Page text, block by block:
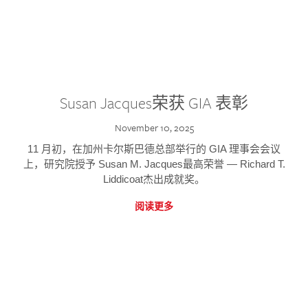
Susan Jacques荣获 GIA 表彰
November 10, 2025
11 月初，在加州卡尔斯巴德总部举行的 GIA 理事会会议
上，研究院授予 Susan M. Jacques最高荣誉 — Richard T.
Liddicoat杰出成就奖。
阅读更多